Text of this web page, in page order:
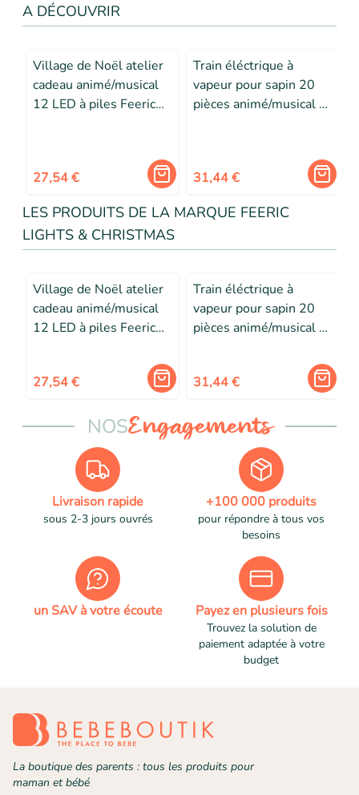
A DÉCOUVRIR
Village de Noël atelier
cadeau animé/musical
12 LED à piles Feeric
27,54 €
Train éléctrique à
vapeur pour sapin 20
pièces animé/musical à
31,44 €
LES PRODUITS DE LA MARQUE FEERIC
LIGHTS & CHRISTMAS
Village de Noël atelier
cadeau animé/musical
12 LED à piles Feeric
27,54 €
Train éléctrique à
vapeur pour sapin 20
pièces animé/musical à
31,44 €
NOSEngagements
Livraison rapide
sous 2-3 jours ouvrés
+100 000 produits
pour répondre à tous vos
besoins
un SAV à votre écoute Payez en plusieurs fois
Trouvez la solution de
paiement adaptée à votre
budget
La boutique des parents : tous les produits pour
maman et bébé